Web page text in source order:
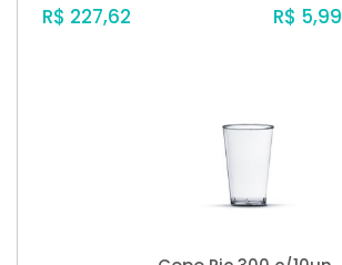
R$ 227,62 R$ 5,99